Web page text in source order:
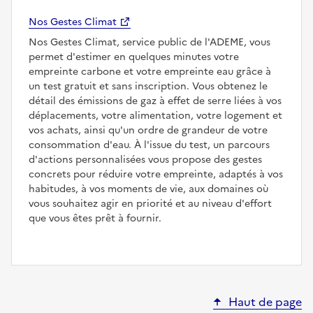
Nos Gestes Climat
Nos Gestes Climat, service public de l'ADEME, vous
permet d'estimer en quelques minutes votre
empreinte carbone et votre empreinte eau grâce à
un test gratuit et sans inscription. Vous obtenez le
détail des émissions de gaz à effet de serre liées à vos
déplacements, votre alimentation, votre logement et
vos achats, ainsi qu'un ordre de grandeur de votre
consommation d'eau. À l'issue du test, un parcours
d'actions personnalisées vous propose des gestes
concrets pour réduire votre empreinte, adaptés à vos
habitudes, à vos moments de vie, aux domaines où
vous souhaitez agir en priorité et au niveau d'effort
que vous êtes prêt à fournir.
Haut de page